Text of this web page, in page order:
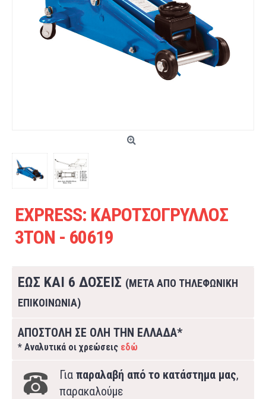
EXPRESS: ΚΑΡΟΤΣΟΓΡΥΛΛΟΣ
3ΤΟΝ - 60619
ΕΩΣ ΚΑΙ 6 ΔΟΣΕΙΣ (ΜΕΤΑ ΑΠΟ ΤΗΛΕΦΩΝΙΚΗ
ΕΠΙΚΟΙΝΩΝΙΑ)
ΑΠΟΣΤΟΛΗ ΣΕ ΟΛΗ ΤΗΝ ΕΛΛΑΔΑ*
* Αναλυτικά οι χρεώσεις εδώ
Για παραλαβή από το κατάστημα μας,
παρακαλούμε